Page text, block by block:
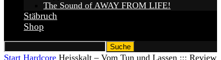
The Sound of AWAY FROM LIFE!
Stäbruch
Shop
Start Hardcore Heisskalt – Vom Tun und Lassen ::: Review